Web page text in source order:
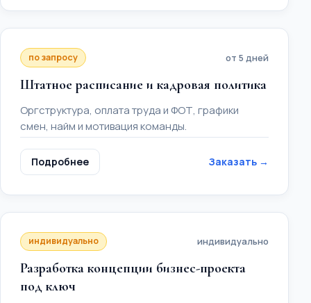
по запросу от 5 дней
Штатное расписание и кадровая политика
Оргструктура, оплата труда и ФОТ, графики
смен, найм и мотивация команды.
Подробнее Заказать →
индивидуально индивидуально
Разработка концепции бизнес-проекта
под ключ